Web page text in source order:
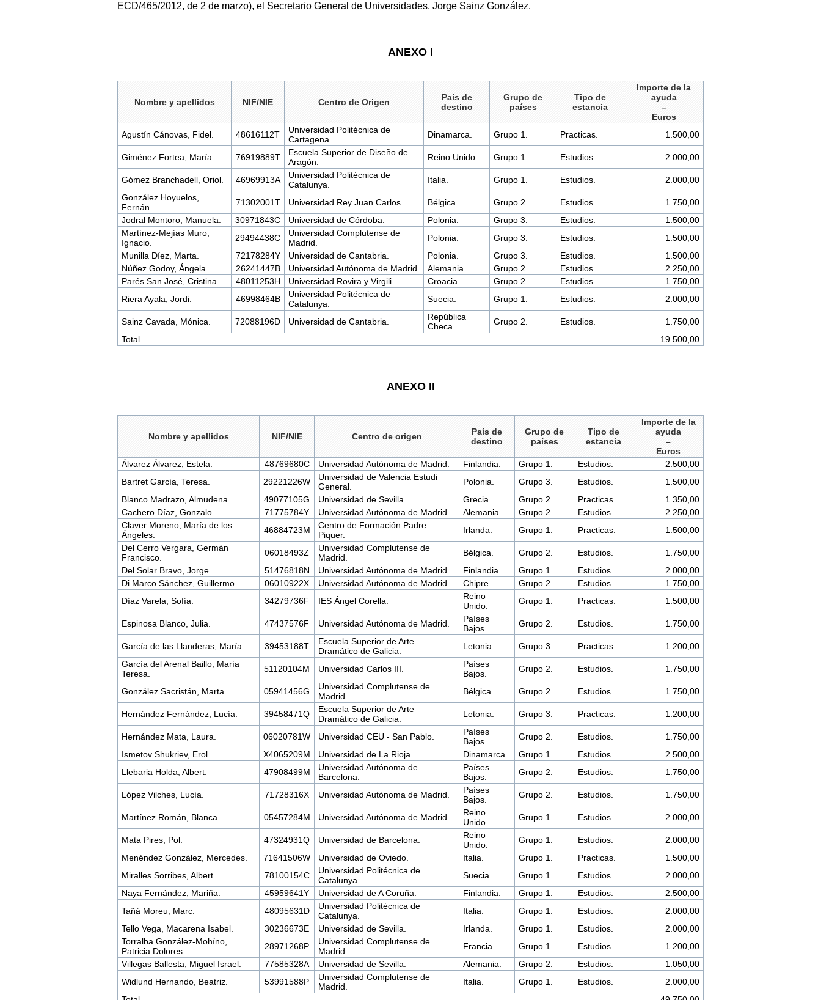
ECD/465/2012, de 2 de marzo), el Secretario General de Universidades, Jorge Sainz González.
ANEXO I
Nombre y apellidos NIF/NIE Centro de Origen
País de
destino
Grupo de
países
Tipo de
estancia
Importe de la
ayuda
–
Euros
Agustín Cánovas, Fidel.
48616112T
Universidad Politécnica de
Cartagena.
Dinamarca. Grupo 1. Practicas. 1.500,00
Giménez Fortea, María. 76919889T
Escuela Superior de Diseño de
Aragón.
Reino Unido. Grupo 1. Estudios. 2.000,00
Gómez Branchadell, Oriol. 46969913A
Universidad Politécnica de
Catalunya.
Italia. Grupo 1. Estudios.
2.000,00
González Hoyuelos,
Fernán.
71302001T Universidad Rey Juan Carlos. Bélgica. Grupo 2. Estudios.
1.750,00
Jodral Montoro, Manuela.
30971843C Universidad de Córdoba. Polonia. Grupo 3. Estudios.
1.500,00
Martínez-Mejías Muro,
Ignacio.
29494438C
Universidad Complutense de
Madrid.
Polonia. Grupo 3. Estudios.
1.500,00
Munilla Díez, Marta.
72178284Y Universidad de Cantabria. Polonia. Grupo 3. Estudios.
1.500,00
Núñez Godoy, Ángela.
26241447B Universidad Autónoma de Madrid. Alemania. Grupo 2. Estudios.
2.250,00
Parés San José, Cristina.
48011253H Universidad Rovira y Virgili. Croacia. Grupo 2. Estudios.
1.750,00
Riera Ayala, Jordi.
46998464B
Universidad Politécnica de
Catalunya.
Suecia. Grupo 1. Estudios. 2.000,00
Sainz Cavada, Mónica. 72088196D Universidad de Cantabria.
República
Checa.
Grupo 2. Estudios.
1.750,00
Total
19.500,00
ANEXO II
Nombre y apellidos NIF/NIE Centro de origen
País de
destino
Grupo de
países
Tipo de
estancia
Importe de la
ayuda
–
Euros
Álvarez Álvarez, Estela.
48769680C Universidad Autónoma de Madrid. Finlandia. Grupo 1. Estudios.
2.500,00
Bartret García, Teresa.
29221226W
Universidad de Valencia Estudi
General.
Polonia. Grupo 3. Estudios.
1.500,00
Blanco Madrazo, Almudena.
49077105G Universidad de Sevilla. Grecia. Grupo 2. Practicas.
1.350,00
Cachero Díaz, Gonzalo.
71775784Y Universidad Autónoma de Madrid. Alemania. Grupo 2. Estudios.
2.250,00
Claver Moreno, María de los
Ángeles.
46884723M
Centro de Formación Padre
Piquer.
Irlanda. Grupo 1. Practicas.
1.500,00
Del Cerro Vergara, Germán
Francisco.
06018493Z
Universidad Complutense de
Madrid.
Bélgica. Grupo 2. Estudios.
1.750,00
Del Solar Bravo, Jorge.
51476818N Universidad Autónoma de Madrid. Finlandia. Grupo 1. Estudios.
2.000,00
Di Marco Sánchez, Guillermo.
06010922X Universidad Autónoma de Madrid. Chipre. Grupo 2. Estudios.
1.750,00
Díaz Varela, Sofía.
34279736F IES Ángel Corella.
Reino
Unido.
Grupo 1. Practicas. 1.500,00
Espinosa Blanco, Julia. 47437576F Universidad Autónoma de Madrid.
Países
Bajos.
Grupo 2. Estudios. 1.750,00
García de las Llanderas, María. 39453188T
Escuela Superior de Arte
Dramático de Galicia.
Letonia. Grupo 3. Practicas.
1.200,00
García del Arenal Baillo, María
Teresa.
51120104M Universidad Carlos III.
Países
Bajos.
Grupo 2. Estudios. 1.750,00
González Sacristán, Marta. 05941456G
Universidad Complutense de
Madrid.
Bélgica. Grupo 2. Estudios. 1.750,00
Hernández Fernández, Lucía. 39458471Q
Escuela Superior de Arte
Dramático de Galicia.
Letonia. Grupo 3. Practicas. 1.200,00
Hernández Mata, Laura. 06020781W Universidad CEU - San Pablo.
Países
Bajos.
Grupo 2. Estudios.
1.750,00
Ismetov Shukriev, Erol.
X4065209M Universidad de La Rioja. Dinamarca. Grupo 1. Estudios.
2.500,00
Llebaria Holda, Albert.
47908499M
Universidad Autónoma de
Barcelona.
Países
Bajos.
Grupo 2. Estudios. 1.750,00
López Vilches, Lucía. 71728316X Universidad Autónoma de Madrid.
Países
Bajos.
Grupo 2. Estudios. 1.750,00
Martínez Román, Blanca. 05457284M Universidad Autónoma de Madrid.
Reino
Unido.
Grupo 1. Estudios. 2.000,00
Mata Pires, Pol. 47324931Q Universidad de Barcelona.
Reino
Unido.
Grupo 1. Estudios.
2.000,00
Menéndez González, Mercedes.
71641506W Universidad de Oviedo. Italia. Grupo 1. Practicas.
1.500,00
Miralles Sorribes, Albert.
78100154C
Universidad Politécnica de
Catalunya.
Suecia. Grupo 1. Estudios.
2.000,00
Naya Fernández, Mariña.
45959641Y Universidad de A Coruña. Finlandia. Grupo 1. Estudios.
2.500,00
Tañá Moreu, Marc.
48095631D
Universidad Politécnica de
Catalunya.
Italia. Grupo 1. Estudios.
2.000,00
Tello Vega, Macarena Isabel.
30236673E Universidad de Sevilla. Irlanda. Grupo 1. Estudios.
2.000,00
Torralba González-Mohíno,
Patricia Dolores.
28971268P
Universidad Complutense de
Madrid.
Francia. Grupo 1. Estudios.
1.200,00
Villegas Ballesta, Miguel Israel.
77585328A Universidad de Sevilla. Alemania. Grupo 2. Estudios.
1.050,00
Widlund Hernando, Beatriz.
53991588P
Universidad Complutense de
Madrid.
Italia. Grupo 1. Estudios.
2.000,00